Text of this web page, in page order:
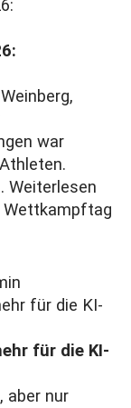
war
Weiterlesen
Wettkampftag
für die KI-
aber nur